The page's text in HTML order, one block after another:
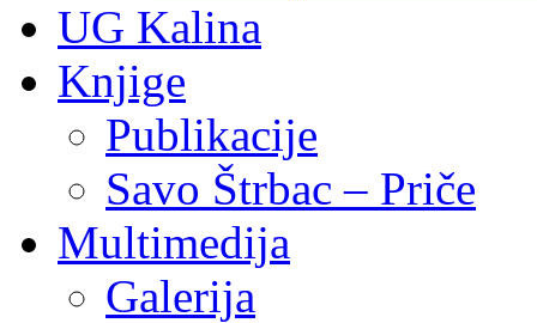
UG Kalina
Knjige
Publikacije
Savo Štrbac – Priče
Multimedija
Galerija